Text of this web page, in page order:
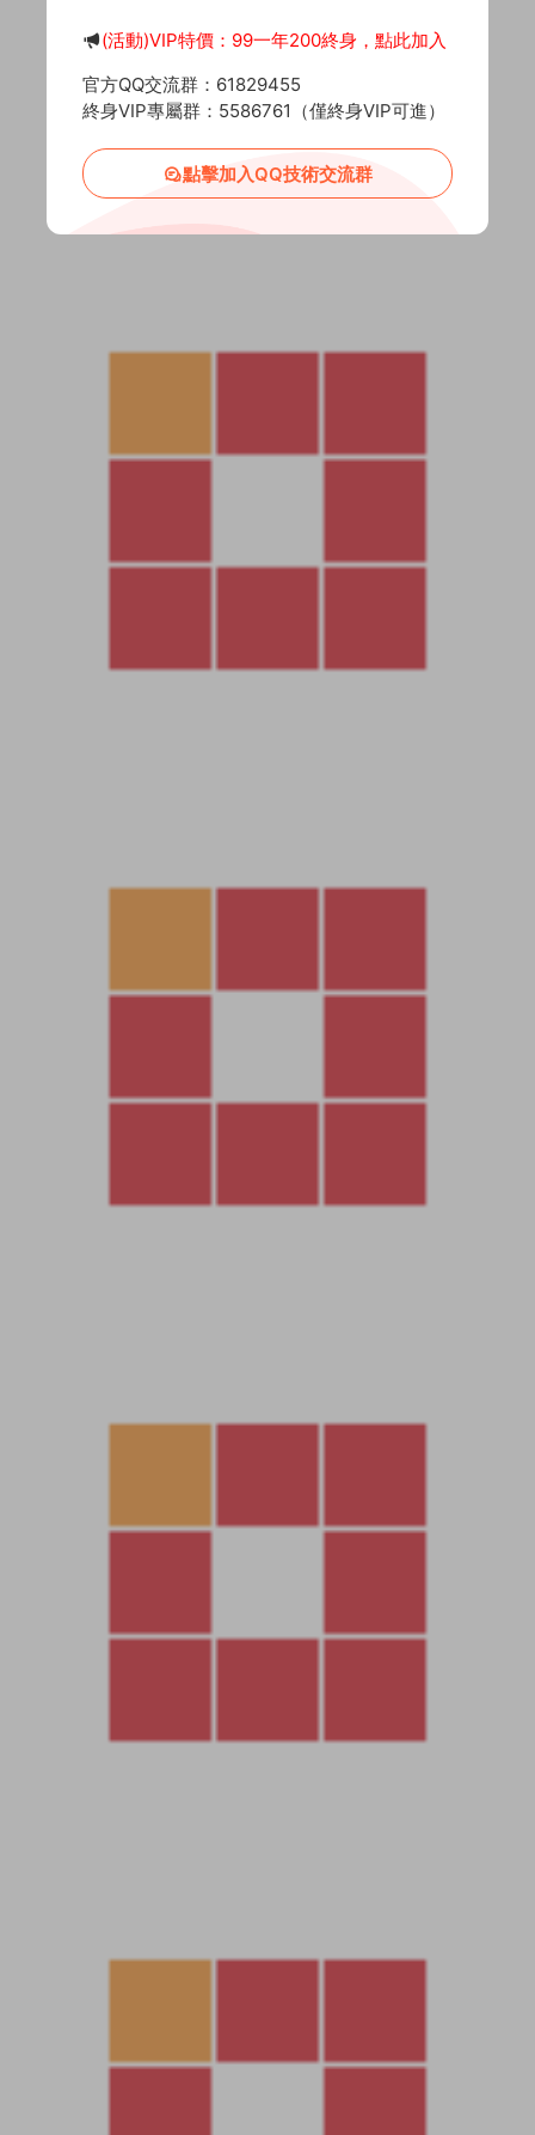
(活動)VIP特價：99一年200終身，點此加入
官方QQ交流群：61829455
終身VIP專屬群：5586761（僅終身VIP可進）
點擊加入QQ技術交流群